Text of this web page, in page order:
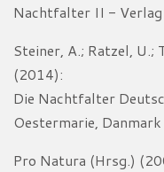
Nachtfalter II -
Steiner, A.; Ratzel, U.;
(2014):
Die Nachtfalter
Oestermarie,
Pro Natura (Hrsg.)